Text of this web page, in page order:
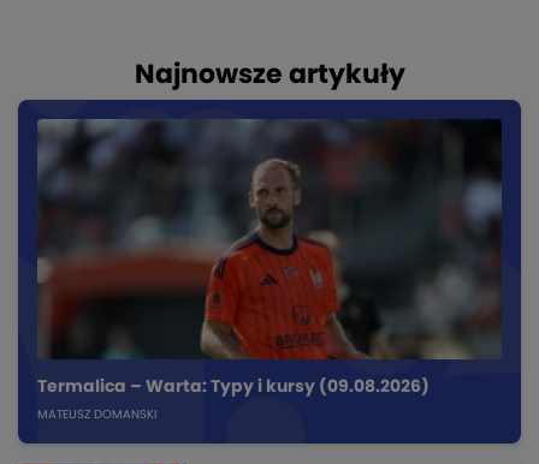
Najnowsze artykuły
Termalica – Warta: Typy i kursy (09.08.2026)
MATEUSZ DOMANSKI